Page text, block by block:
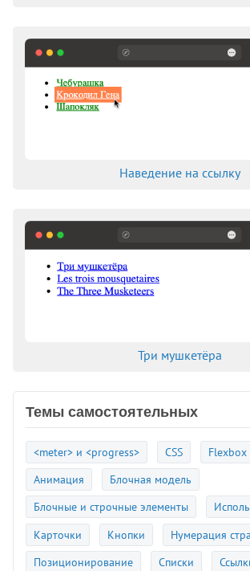
Наведение на ссылку
Три мушкетёра
Темы самостоятельных
<meter> и <progress> CSS Flexbox
Анимация
Блочная модель
Блочные и строчные элементы
Карточки
Кнопки
Нумерация
Позиционирование
Списки